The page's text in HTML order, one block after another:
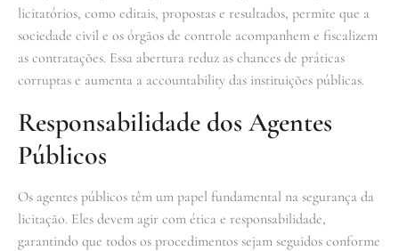
licitatórios, como editais, propostas e resultados, permite que a
sociedade civil e os órgãos de controle acompanhem e fiscalizem
as contratações. Essa abertura reduz as chances de práticas
corruptas e aumenta a accountability das instituições públicas.
Responsabilidade dos Agentes
Públicos
Os agentes públicos têm um papel fundamental na segurança da
licitação. Eles devem agir com ética e responsabilidade,
garantindo que todos os procedimentos sejam seguidos conforme